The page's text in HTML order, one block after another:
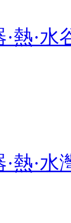
熱·水
熱·水